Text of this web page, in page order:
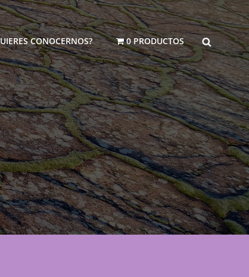
CONOCERNOS? 0 PRODUCTOS BUSCAR